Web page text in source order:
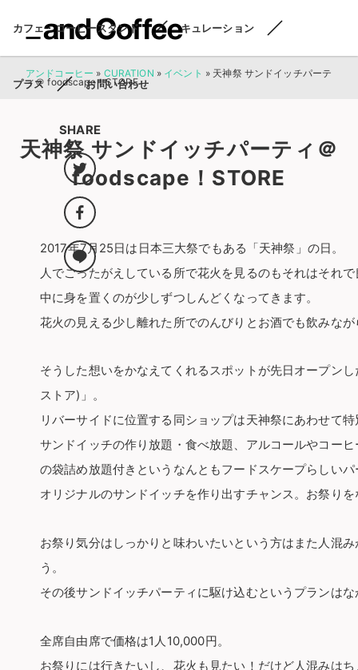
カフェ・コーヒースタンド キュレーション
プラス お問い合わせ
アンドコーヒー » CURATION » イベント » 天神祭 サンドイッチパーテ
ィ＠ foodscape！STORE
天神祭 サンドイッチパーティ＠
foodscape！STORE
SHARE
2017年7月25日は日本三大祭でもある「天神祭」の日。
人でごったがえしている所で花火を見るのもそれはそれ
中に身を置くのが少しずつしんどくなってきます。
花火の見える少し離れた所でのんびりとお酒でも飲みな
そうした想いをかなえてくれるスポットが先日オープン
ストア)」。
リバーサイドに位置する同ショップは天神祭にあわせて
サンドイッチの作り放題・食べ放題、アルコールやコー
の袋詰め放題付きというなんともフードスケープらしい
オリジナルのサンドイッチを作り出すチャンス。お祭り
お祭り気分はしっかりと味わいたいという方はまた人混
う。
その後サンドイッチパーティに駆け込むというプランは
全席自由席で価格は1人10,000円。
お祭りには行きたいし、花火も見たい！だけど人混みは